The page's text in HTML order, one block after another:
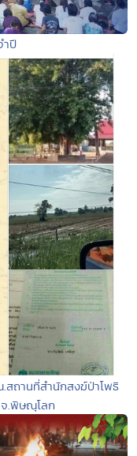
ำปี
ถานที่สำนักสงฆ์ป่าโพธิ
จ.พิษณุโลก